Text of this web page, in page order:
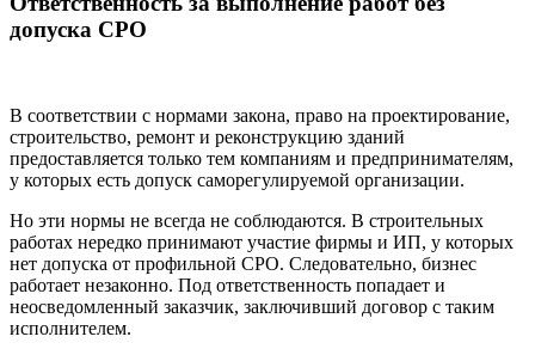
допуска СРО
В соответствии с нормами закона, право на проектирование,
строительство, ремонт и реконструкцию зданий
предоставляется только тем компаниям и предпринимателям,
у которых есть допуск саморегулируемой организации.
Но эти нормы не всегда не соблюдаются. В строительных
работах нередко принимают участие фирмы и ИП, у которых
нет допуска от профильной СРО. Следовательно, бизнес
работает незаконно. Под ответственность попадает и
неосведомленный заказчик, заключивший договор с таким
исполнителем.